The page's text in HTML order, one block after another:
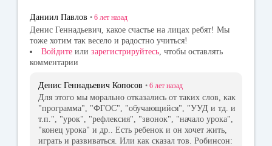
Даниил Павлов • 6 лет назад
Денис Геннадьевич, какое счастье на лицах ребят! Мы
тоже хотим так весело и радостно учиться!
Войдите или зарегистрируйтесь , чтобы оставлять
комментарии
Денис Геннадьевич Копосов • 6 лет назад
Для этого мы морально отказались от таких слов, как
"программа", "ФГОС", "обучающийся", "УУД и тд. и
т.п.", "урок", "рефлексия", "звонок", "начало урока",
"конец урока" и др.. Есть ребенок и он хочет жить,
играть и развиваться. Или как сказал тов. Робинсон: